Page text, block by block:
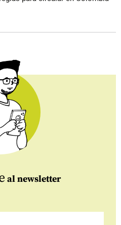
al newsletter